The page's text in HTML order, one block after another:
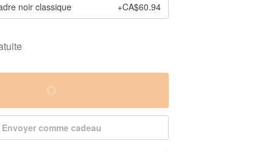
noir classique
+CA$60.94
Envoyer comme cadeau